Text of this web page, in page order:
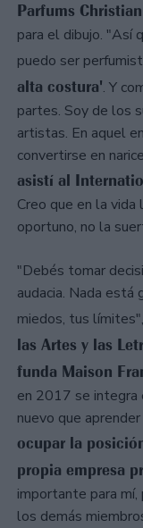
Parfums
para el dibujo. "Así
puedo ser
alta costura'. Y
partes. Soy de los
artistas. En aquel
convertirse en
asistí al
Creo que en la
oportuno, no la
"Debés tomar
audacia. Nada está
miedos, tus
las Artes y las
funda Maison
en 2017 se integra
nuevo que
ocupar la
propia empresa
importante para
los demás